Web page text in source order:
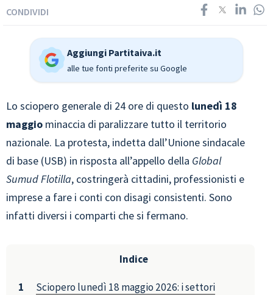
CONDIVIDI
Aggiungi Partitaiva.it
alle tue fonti preferite su Google
Lo sciopero generale di 24 ore di questo lunedì 18
maggio minaccia di paralizzare tutto il territorio
nazionale. La protesta, indetta dall’Unione sindacale
di base (USB) in risposta all’appello della Global
Sumud Flotilla, costringerà cittadini, professionisti e
imprese a fare i conti con disagi consistenti. Sono
infatti diversi i comparti che si fermano.
Indice
Sciopero lunedì 18 maggio 2026: i settori